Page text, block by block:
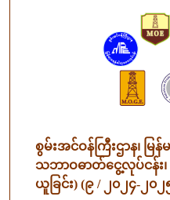
စွမ်းအင်ဝန်ကြီးဌာန၊ မြန်
သဘာဝဓာတ်ငွေ့လုပ်ငန်း၊
ယူခြင်း) (၉ / ၂၀၂၄-၂၀၂